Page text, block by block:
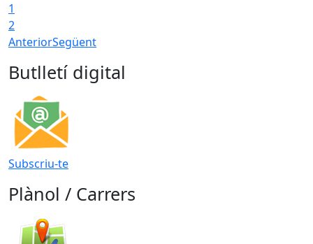
1
2
AnteriorSegüent
Butlletí digital
Subscriu-te
Plànol / Carrers